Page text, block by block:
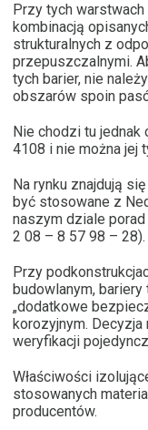
Przy tych
kombinacją
strukturalnych z
przepuszczalnymi.
tych barier, nie
obszarów spoin
Nie chodzi tu jednak
4108 i nie można jej
Na rynku znajdują
być stosowane z
naszym dziale
2 08 – 8 57 98 – 28).
Przy
budowlanym,
„dodatkowe
korozyjnym. Decyzja
weryfikacji
Właściwości
stosowanych
producentów.